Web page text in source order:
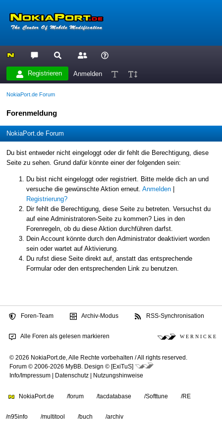
Registrieren Anmelden
NokiaPort.de Forum
Forenmeldung
NokiaPort.de Forum
Du bist entweder nicht eingeloggt oder dir fehlt die Berechtigung, diese
Seite zu sehen. Grund dafür könnte einer der folgenden sein:
Du bist nicht eingeloggt oder registriert. Bitte melde dich an und
versuche die gewünschte Aktion erneut. Anmelden|
Registrierung?
Dir fehlt die Berechtigung, diese Seite zu betreten. Versuchst du
auf eine Administratoren-Seite zu kommen? Lies in den
Forenregeln, ob du diese Aktion durchführen darfst.
Dein Account könnte durch den Administrator deaktiviert worden
sein oder wartet auf Aktivierung.
Du rufst diese Seite direkt auf, anstatt das entsprechende
Formular oder den entsprechenden Link zu benutzen.
Foren-Team Archiv-Modus RSS-Synchronisation
Alle Foren als gelesen markieren W E R N I C K E
© 2026 NokiaPort.de, Alle Rechte vorbehalten /All rights reserved.
Forum © 2006-2026 MyBB
Design © [ExiTuS]
Info/Impressum
Datenschutz Nutzungshinweise
NokiaPort.de /forum /tacdatabase /Softtune /RE
/n95info /multitool /buch /archiv